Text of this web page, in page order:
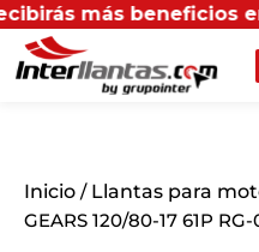
más beneficios en
Inicio / Llantas para
GEARS 120/80-17 61P